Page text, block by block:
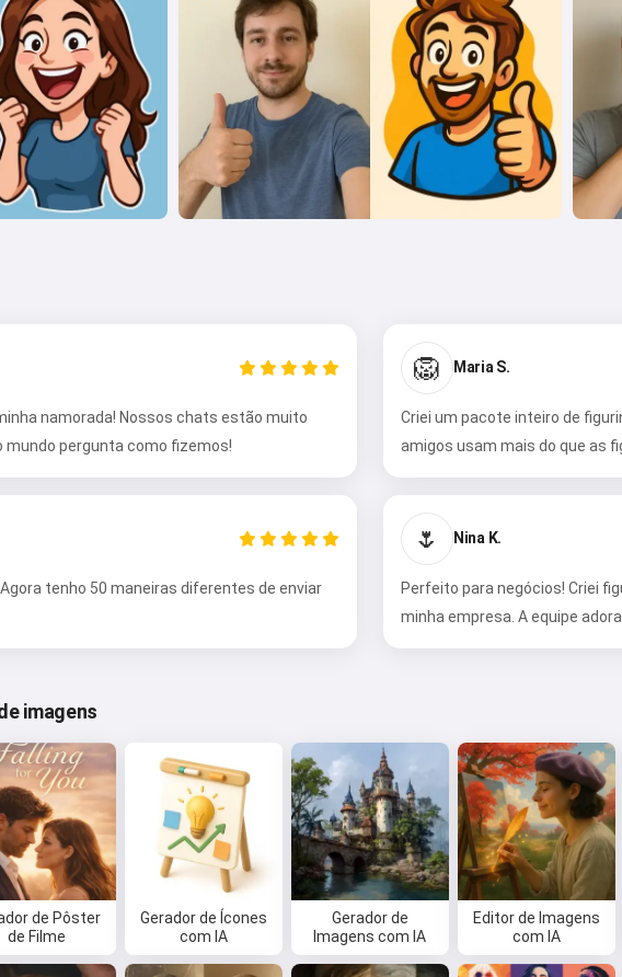
namorada! Nossos chats estão muito
mundo pergunta como fizemos!
🦁 Maria S.
Criei um pacote inteiro de
amigos usam mais do que as
tenho 50 maneiras diferentes de enviar
🌷 Nina K.
Perfeito para negócios! Criei
minha empresa. A equipe
imagens
de Pôster
de Filme
Gerador de Ícones
com IA
Gerador de
Imagens com IA
Editor de Imagens
com IA